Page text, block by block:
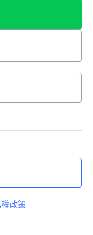
權政策